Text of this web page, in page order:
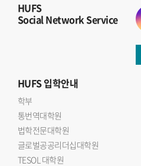
HUFS
Social Network Service
HUFS입학안내
학부
통번역대학원
법학전문대학원
글로벌공공리더십대학원
TESOL 대학원